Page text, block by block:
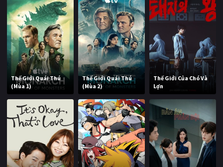
Thế Giới Quái Thú
(Mùa 1)
Thế Giới Quái Thú
(Mùa 2)
Thế Giới Của Chó Và
Lợn